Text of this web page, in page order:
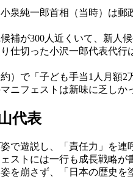
泉純一郎首相（当時）は
が300人近くいて、新人
仕切った小沢一郎代表代行
）で「子ども手当1人月額
ニフェストは新味に乏し
代表
で遊説し、「責任力」を連
ストには一行も成長戦略
を崩さず、「日本の歴史を